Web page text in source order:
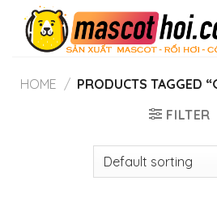
content
HOME / PRODUCTS TAGGED
FILTER